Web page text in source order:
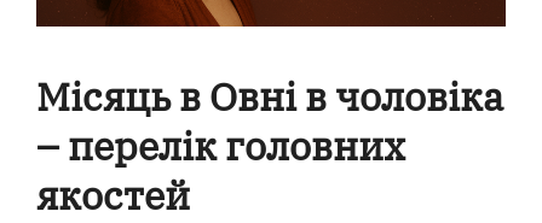
Місяць в Овні в чоловіка
– перелік головних
якостей